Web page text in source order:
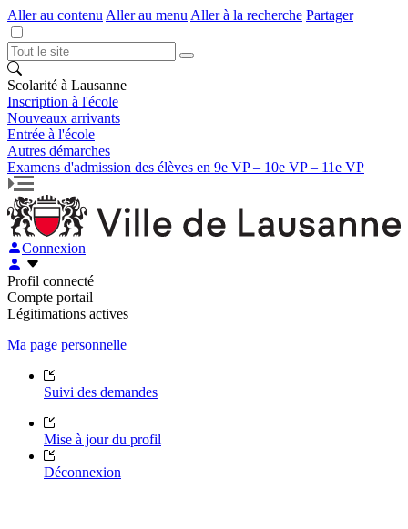
Aller au contenu Aller au menu Aller à la recherche Partager
Scolarité à Lausanne
Inscription à l'école
Nouveaux arrivants
Entrée à l'école
Autres démarches
Examens d'admission des élèves en 9e VP – 10e VP – 11e VP
Connexion
Profil connecté
Compte portail
Légitimations actives
Ma page personnelle
Suivi des demandes
Mise à jour du profil
Déconnexion